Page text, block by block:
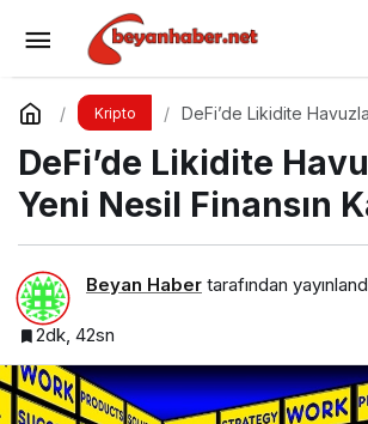
Kripto
DeFi’de Likidite
DeFi’de Likidite
Yeni Nesil Finansın
Beyan Haber tarafından
2dk, 42sn
BRC-20 Token Standardı:
Deneysel Adım
Yorum Yap